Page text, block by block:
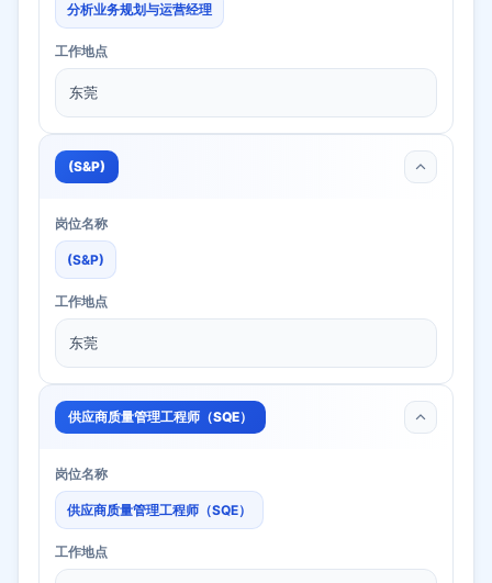
分析业务规划与运营经理
工作地点
东莞
(S&P)
岗位名称
(S&P)
工作地点
东莞
供应商质量管理工程师（SQE）
岗位名称
供应商质量管理工程师（SQE）
工作地点